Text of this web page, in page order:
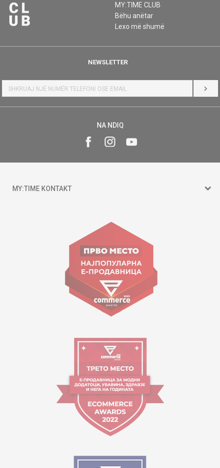
MY:TIME CLUB
Bëhu anëtar
Lexo më shumë
NEWSLETTER
HYR
NA NDIQ
MY:TIME KONTAKT
Goce Nikolovski 74 Shkup
contact@mytime.mk
Orari i punës:
09:00 - 17:00